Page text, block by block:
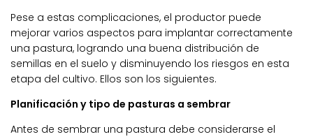
Pese a estas complicaciones, el productor puede
mejorar varios aspectos para implantar correctamente
una pastura, logrando una buena distribución de
semillas en el suelo y disminuyendo los riesgos en esta
etapa del cultivo. Ellos son los siguientes.
Planificación y tipo de pasturas a sembrar
Antes de sembrar una pastura debe considerarse el